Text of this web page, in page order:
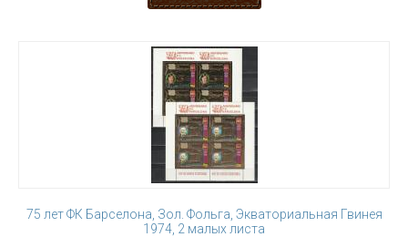
75 лет ФК Барселона, Зол. Фольга, Экваториальная Гвинея
1974, 2 малых листа